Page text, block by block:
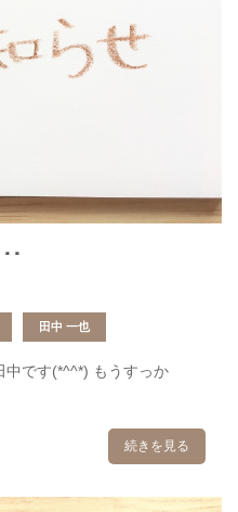
･
田中 一也
中です(*^^*) もうすっか
続きを見る